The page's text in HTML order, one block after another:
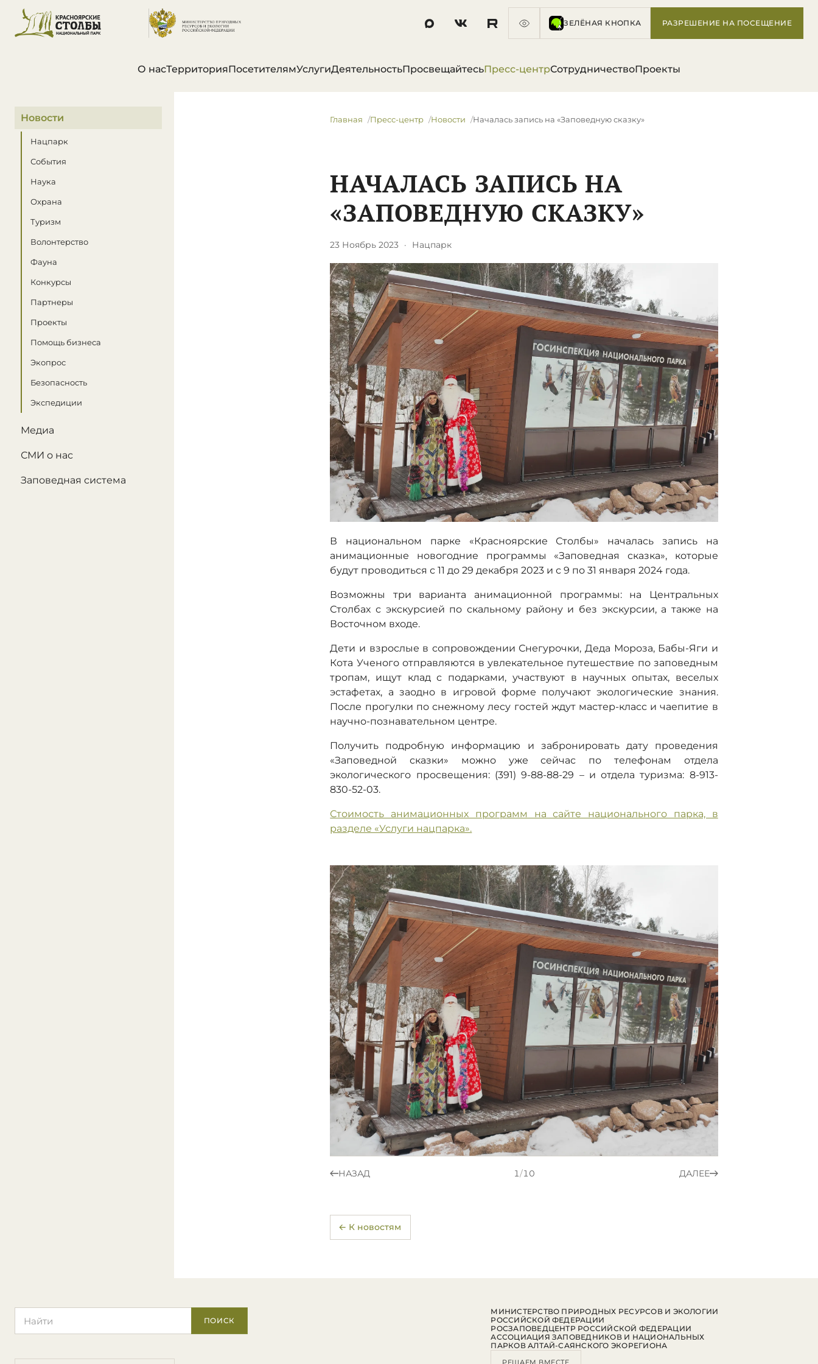
ЗЕЛЁНАЯ КНОПКА РАЗРЕШЕНИЕ НА ПОСЕЩЕНИЕ
О насТерриторияПосетителямУслугиДеятельностьПросвещайтесьПресс-центрСотрудничествоПроекты
В этом разделе
Новости
Нацпарк
События
Наука
Охрана
Туризм
Волонтерство
Фауна
Конкурсы
Партнеры
Проекты
Помощь бизнеса
Экопрос
Безопасность
Экспедиции
Медиа
СМИ о нас
Заповедная система
Главная Пресс-центр Новости Началась запись на «Заповедную сказку»
НАЧАЛАСЬ ЗАПИСЬ НА
«ЗАПОВЕДНУЮ СКАЗКУ»
23 Ноябрь 2023 · Нацпарк
В национальном парке «Красноярские Столбы» началась запись на
анимационные новогодние программы «Заповедная сказка», которые
будут проводиться с 11 до 29 декабря 2023 и с 9 по 31 января 2024 года.
Возможны три варианта анимационной программы: на Центральных
Столбах с экскурсией по скальному району и без экскурсии, а также на
Восточном входе.
Дети и взрослые в сопровождении Снегурочки, Деда Мороза, Бабы-Яги и
Кота Ученого отправляются в увлекательное путешествие по заповедным
тропам, ищут клад с подарками, участвуют в научных опытах, веселых
эстафетах, а заодно в игровой форме получают экологические знания.
После прогулки по снежному лесу гостей ждут мастер-класс и чаепитие в
научно-познавательном центре.
Получить подробную информацию и забронировать дату проведения
«Заповедной сказки» можно уже сейчас по телефонам отдела
экологического просвещения: (391) 9-88-88-29 – и отдела туризма: 8-913-
830-52-03.
Стоимость анимационных программ на сайте национального парка, в
разделе «Услуги нацпарка».
НАЗАД 1/10 ДАЛЕЕ
← К новостям
ПОИСК
МИНИСТЕРСТВО ПРИРОДНЫХ РЕСУРСОВ И ЭКОЛОГИИ
РОССИЙСКОЙ ФЕДЕРАЦИИ
РОСЗАПОВЕДЦЕНТР РОССИЙСКОЙ ФЕДЕРАЦИИ
АССОЦИАЦИЯ ЗАПОВЕДНИКОВ И НАЦИОНАЛЬНЫХ
ПАРКОВ АЛТАЙ-САЯНСКОГО ЭКОРЕГИОНА
РЕШАЕМ ВМЕСТЕ